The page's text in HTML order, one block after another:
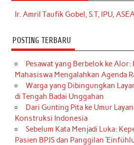
Ir. Amril Taufik Gobel, S.T, IPU,
POSTING TERBARU
Pesawat yang Berbelok ke Alor:
Mahasiswa Mengalahkan Agenda
Warga yang Dibingungkan
di Tengah Badai Unggahan
Dari Gunting Pita ke Umur
Konstruksi Indonesia
Sebelum Kata Menjadi Luka:
Pasien BPJS dan Panggilan